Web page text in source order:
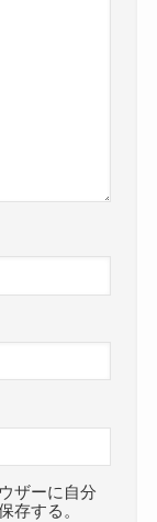
ザーに自分
存する。